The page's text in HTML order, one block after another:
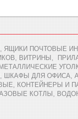
ЯЩИКИ ПОЧТОВЫЕ
ВИТРИНЫ,
ШКАФЫ ДЛЯ ОФИСА,
КОНТЕЙНЕРЫ И
КОТЛЫ,